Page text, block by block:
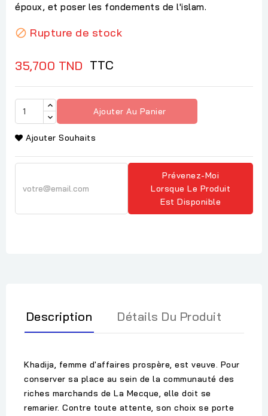
époux, et poser les fondements de l'islam.
 Rupture de stock
35,700 TND TTC
Ajouter Au Panier
Ajouter Souhaits
Prévenez-Moi
Lorsque Le Produit
Est Disponible
Description Détails Du Produit
Khadija, femme d'affaires prospère, est veuve. Pour
conserver sa place au sein de la communauté des
riches marchands de La Mecque, elle doit se
remarier. Contre toute attente, son choix se porte